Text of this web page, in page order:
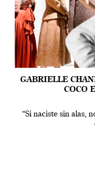
GABRIELLE
COCO
“Si naciste sin alas,